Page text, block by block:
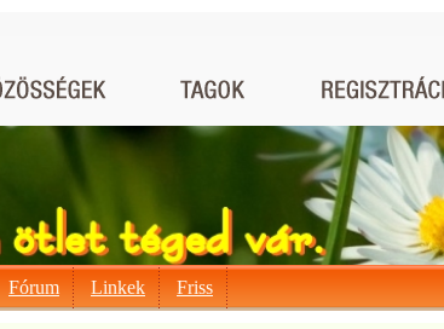
Fórum Linkek Friss